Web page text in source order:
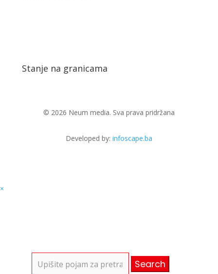
Stanje na granicama
© 2026 Neum media. Sva prava pridržana
Developed by: infoscape.ba
×
for: